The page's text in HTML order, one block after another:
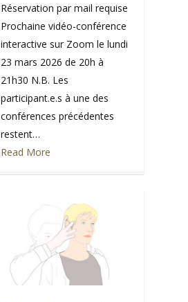
Réservation par mail requise
Prochaine vidéo-conférence
interactive sur Zoom le lundi
23 mars 2026 de 20h à
21h30 N.B. Les
participant.e.s à une des
conférences précédentes
restent…
Read More